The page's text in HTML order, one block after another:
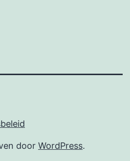
door WordPress.